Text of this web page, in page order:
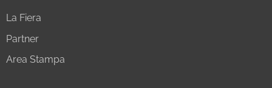
La Fiera
Partner
Area Stampa